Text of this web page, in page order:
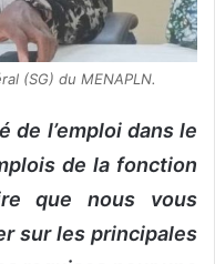
(SG) du MENAPLN.
de l’emploi dans le
de la fonction
que nous vous
sur les principales